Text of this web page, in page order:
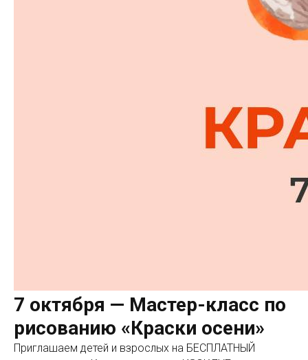
7 октября — Мастер-класс по
рисованию «Краски осени»
Приглашаем детей и взрослых на БЕСПЛАТНЫЙ